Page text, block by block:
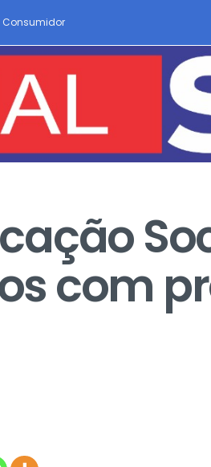
Consumidor
com